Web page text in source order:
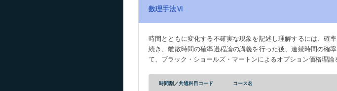
数理手法Ⅵ
時間とともに変化する不確実な現象を記述し理解するには、
続き、離散時間の確率過程論の講義を行った後、連続時間の確
て、ブラック・ショールズ・マートンによるオプション価格理論
時間割／共通科目コード コース名